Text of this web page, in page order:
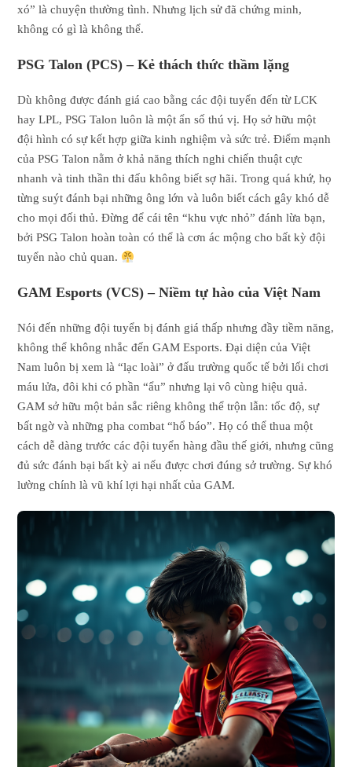
xó” là chuyện thường tình. Nhưng lịch sử đã chứng minh,
không có gì là không thể.
PSG Talon (PCS) – Kẻ thách thức thầm lặng
Dù không được đánh giá cao bằng các đội tuyển đến từ LCK
hay LPL, PSG Talon luôn là một ẩn số thú vị. Họ sở hữu một
đội hình có sự kết hợp giữa kinh nghiệm và sức trẻ. Điểm mạnh
của PSG Talon nằm ở khả năng thích nghi chiến thuật cực
nhanh và tinh thần thi đấu không biết sợ hãi. Trong quá khứ, họ
từng suýt đánh bại những ông lớn và luôn biết cách gây khó dễ
cho mọi đối thủ. Đừng để cái tên “khu vực nhỏ” đánh lừa bạn,
bởi PSG Talon hoàn toàn có thể là cơn ác mộng cho bất kỳ đội
tuyển nào chủ quan.
GAM Esports (VCS) – Niềm tự hào của Việt Nam
Nói đến những đội tuyển bị đánh giá thấp nhưng đầy tiềm năng,
không thể không nhắc đến GAM Esports. Đại diện của Việt
Nam luôn bị xem là “lạc loài” ở đấu trường quốc tế bởi lối chơi
máu lửa, đôi khi có phần “ẩu” nhưng lại vô cùng hiệu quả.
GAM sở hữu một bản sắc riêng không thể trộn lẫn: tốc độ, sự
bất ngờ và những pha combat “hổ báo”. Họ có thể thua một
cách dễ dàng trước các đội tuyển hàng đầu thế giới, nhưng cũng
đủ sức đánh bại bất kỳ ai nếu được chơi đúng sở trường. Sự khó
lường chính là vũ khí lợi hại nhất của GAM.